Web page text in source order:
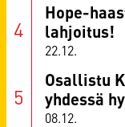
22.12.
Hope-
lahjoitus!
08.12.
Osallistu
yhdessä